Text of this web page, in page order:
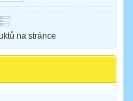
na stránce